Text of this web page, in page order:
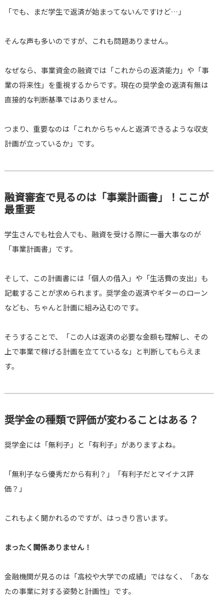
「でも、まだ学生で返済が始まってないんですけど…」
そんな声も多いのですが、これも問題ありません。
なぜなら、事業資金の融資では「これからの返済能力」や「事
業の将来性」を重視するからです。現在の奨学金の返済有無は
直接的な判断基準ではありません。
つまり、重要なのは「これからちゃんと返済できるような収支
計画が立っているか」です。
融資審査で見るのは「事業計画書」！ここが
最重要
学生さんでも社会人でも、融資を受ける際に一番大事なのが
「事業計画書」です。
そして、この計画書には「個人の借入」や「生活費の支出」も
記載することが求められます。奨学金の返済やギターのローン
なども、ちゃんと計画に組み込むのです。
そうすることで、「この人は返済の必要な金額も理解し、その
上で事業で稼げる計画を立てているな」と判断してもらえま
す。
奨学金の種類で評価が変わることはある？
奨学金には「無利子」と「有利子」がありますよね。
「無利子なら優秀だから有利？」「有利子だとマイナス評
価？」
これもよく聞かれるのですが、はっきり言います。
まったく関係ありません！
金融機関が見るのは「高校や大学での成績」ではなく、「あな
たの事業に対する姿勢と計画性」です。